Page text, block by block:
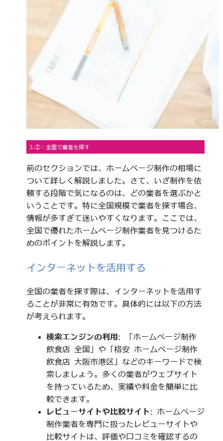
3.①：全国で業者を探す
前のセクションでは、ホームページ制作の相場に
ついて詳しく解説しました。さて、いざ制作を依
頼する段階で気になるのは、どの業者を選ぶかと
いうことです。特に全国規模で業者を探す場合、
情報が多すぎて迷いやすくなります。ここでは、
全国で優れたホームページ制作業者を見つけるた
めのポイントを解説します。
インターネットを活用する
全国の業者を探す際は、インターネットを活用す
ることが非常に有効です。具体的には以下の方法
が考えられます。
検索エンジンの利用 : 「ホームページ制作
飲食店 全国」や「格安 ホームページ制作
飲食店 大阪市港区」などのキーワードで検
索しましょう。多くの業者がウェブサイト
を持っているため、実績や料金を簡単に比
較できます。
レビューサイトや比較サイト: ホームページ
制作業者を専門に扱ったレビューサイトや
比較サイトは、評価や口コミを確認するの